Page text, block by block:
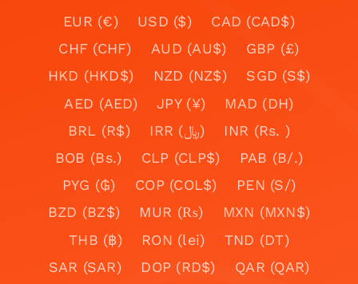
EUR (€) USD ($)
CAD (CAD$)
CHF (CHF)
AUD (AU$)
GBP (£)
HKD (HKD$)
NZD (NZ$)
SGD (S$)
AED (AED)
JPY (¥)
MAD (DH)
BRL (R$)
IRR (﷼)
INR (Rs. )
BOB (Bs.)
CLP (CLP$)
PAB (B/.)
PYG (₲)
COP (COL$)
PEN (S/)
BZD (BZ$)
MUR (₨)
MXN (MXN$)
THB (฿)
RON (lei)
TND (DT)
SAR (SAR)
DOP (RD$)
QAR (QAR)